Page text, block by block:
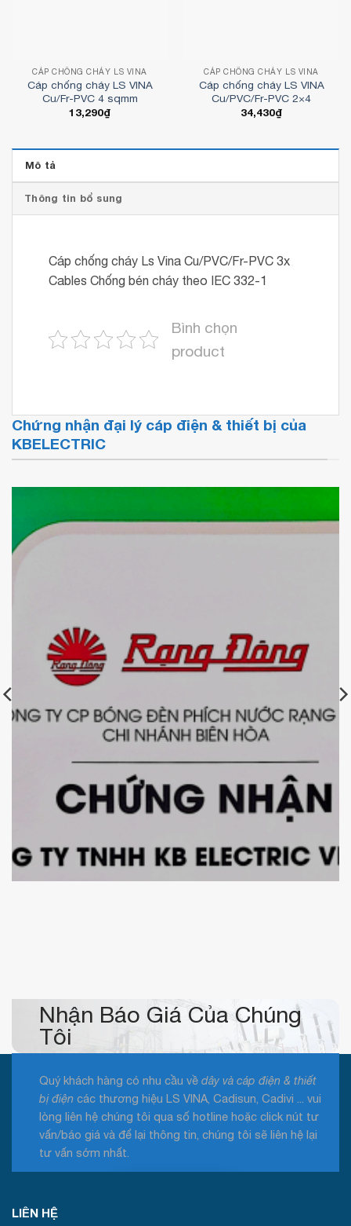
CÁP CHỐNG CHÁY LS VINA
Cáp chống cháy LS VINA
Cu/Fr-PVC 4 sqmm
13,290₫
CÁP CHỐNG CHÁY LS VINA
Cáp chống cháy LS VINA
Cu/PVC/Fr-PVC 2×4
34,430₫
Mô tả
Thông tin bổ sung
Cáp chống cháy Ls Vina Cu/PVC/Fr-PVC 3x
Cables Chống bén cháy theo IEC 332-1
Bình chọn
product
Chứng nhận đại lý cáp điện & thiết bị của
KBELECTRIC
bị chiếu sáng LED Rạng Đông
Nhận Báo Giá Của Chúng
Tôi
Quý khách hàng có nhu cầu về dây và cáp điện & thiết
bị điện các thương hiệu LS VINA, Cadisun, Cadivi ... vui
lòng liên hệ chúng tôi qua số hotline hoặc click nút tư
vấn/báo giá và để lại thông tin, chúng tôi sẽ liên hệ lại
tư vấn sớm nhất.
LIÊN HỆ